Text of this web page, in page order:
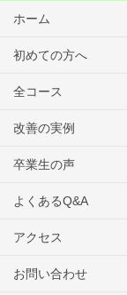
ホーム
初めての方へ
全コース
改善の実例
卒業生の声
よくあるQ&A
アクセス
お問い合わせ